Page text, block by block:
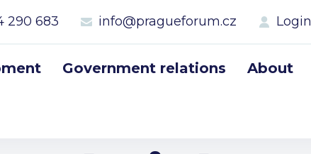
290 683 info@pragueforum.cz Login
Government relations About